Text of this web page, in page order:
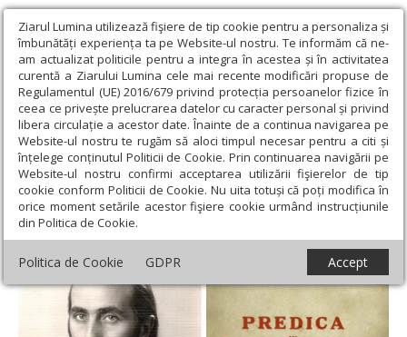
Ziarul Lumina utilizează fişiere de tip cookie pentru a personaliza și
îmbunătăți experiența ta pe Website-ul nostru. Te informăm că ne-
am actualizat politicile pentru a integra în acestea și în activitatea
curentă a Ziarului Lumina cele mai recente modificări propuse de
Regulamentul (UE) 2016/679 privind protecția persoanelor fizice în
ceea ce privește prelucrarea datelor cu caracter personal și privind
libera circulație a acestor date. Înainte de a continua navigarea pe
Website-ul nostru te rugăm să aloci timpul necesar pentru a citi și
înțelege conținutul Politicii de Cookie. Prin continuarea navigării pe
Website-ul nostru confirmi acceptarea utilizării fişierelor de tip
cookie conform Politicii de Cookie. Nu uita totuși că poți modifica în
orice moment setările acestor fişiere cookie urmând instrucțiunile
din Politica de Cookie.
Politica de Cookie GDPR Accept
Ziarul Lumina › Actualitate religioasă › Documentar › Predicile
părintelui Vasile Vasilache
Predicile părintelui Vasile Vasilache